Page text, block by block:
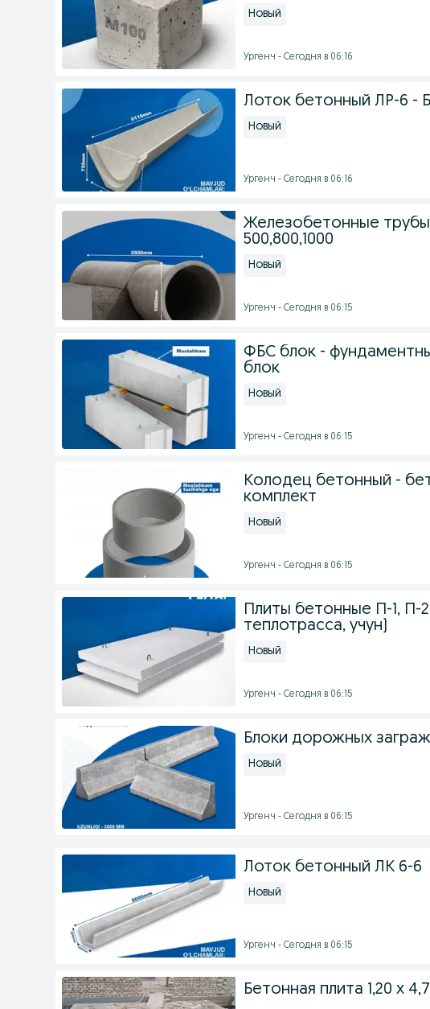
Новый
Ургенч - Сегодня в 06:16
Лоток бетонный ЛР-6 -
Новый
Ургенч - Сегодня в 06:16
Железобетонные
500,800,1000
Новый
Ургенч - Сегодня в 06:15
ФБС блок -
блок
Новый
Ургенч - Сегодня в 06:15
Колодец бетонный -
комплект
Новый
Ургенч - Сегодня в 06:15
Плиты бетонные П-1, П-2
теплотрасса, учун)
Новый
Ургенч - Сегодня в 06:15
Блоки дорожных
Новый
Ургенч - Сегодня в 06:15
Лоток бетонный ЛК 6-6
Новый
Ургенч - Сегодня в 06:15
Бетонная плита 1,20 х